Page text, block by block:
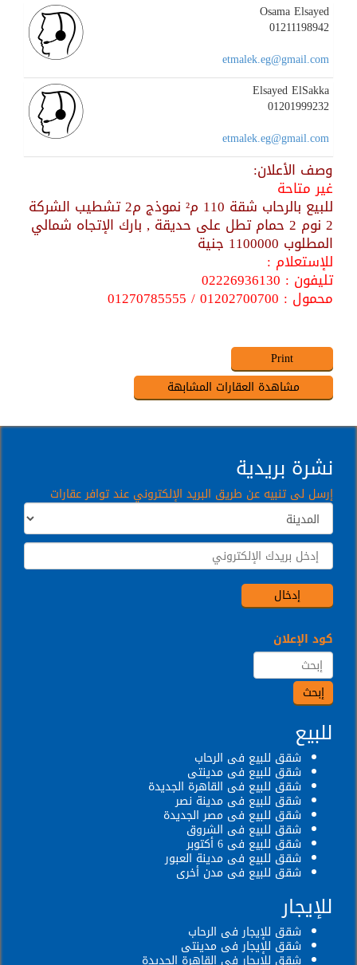
Osama Elsayed
01211198942
etmalek.eg@gmail.com
Elsayed ElSakka
01201999232
etmalek.eg@gmail.com
وصف الأعلان:
غير متاحة
للبيع بالرحاب شقة 110 م² نموذج م2 تشطيب الشركة
2 نوم 2 حمام تطل على حديقة , بارك الإتجاه شمالي
المطلوب 1100000 جنية
للإستعلام :
تليفون : 02226936130
محمول : 01202700700 / 01270785555
نشرة بريدية
إرسل لى تنبيه عن طريق البريد الإلكتروني عند توافر عقارات
كود الإعلان
للبيع
شقق للبيع فى الرحاب
شقق للبيع فى مدينتى
شقق للبيع فى القاهرة الجديدة
شقق للبيع فى مدينة نصر
شقق للبيع فى مصر الجديدة
شقق للبيع فى الشروق
شقق للبيع فى 6 أكتوبر
شقق للبيع فى مدينة العبور
شقق للبيع فى مدن أخرى
للإيجار
شقق للإيجار فى الرحاب
شقق للإيجار فى مدينتى